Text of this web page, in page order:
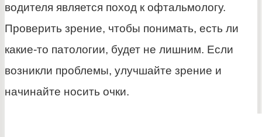
водителя является поход к офтальмологу.
Проверить зрение, чтобы понимать, есть ли
какие-то патологии, будет не лишним. Если
возникли проблемы, улучшайте зрение и
начинайте носить очки.